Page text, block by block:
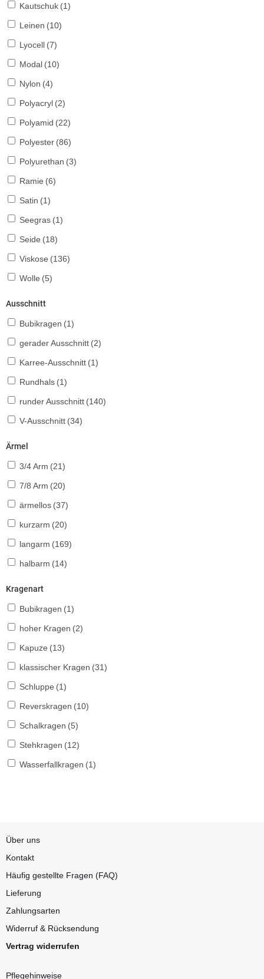
Kautschuk (1)
Leinen (10)
Lyocell (7)
Modal (10)
Nylon (4)
Polyacryl (2)
Polyamid (22)
Polyester (86)
Polyurethan (3)
Ramie (6)
Satin (1)
Seegras (1)
Seide (18)
Viskose (136)
Wolle (5)
Ausschnitt
Bubikragen (1)
gerader Ausschnitt (2)
Karree-Ausschnitt (1)
Rundhals (1)
runder Ausschnitt (140)
V-Ausschnitt (34)
Ärmel
3/4 Arm (21)
7/8 Arm (20)
ärmellos (37)
kurzarm (20)
langarm (169)
halbarm (14)
Kragenart
Bubikragen (1)
hoher Kragen (2)
Kapuze (13)
klassischer Kragen (31)
Schluppe (1)
Reverskragen (10)
Schalkragen (5)
Stehkragen (12)
Wasserfallkragen (1)
Über uns
Kontakt
Häufig gestellte Fragen (FAQ)
Lieferung
Zahlungsarten
Widerruf & Rücksendung
Vertrag widerrufen
Pflegehinweise